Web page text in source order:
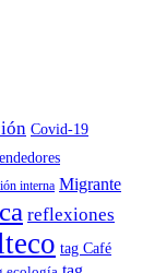
Covid-19
interna Migrante
reflexiones
tag Café